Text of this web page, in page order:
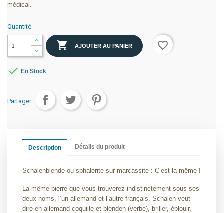
médical.
Quantité
 AJOUTER AU PANIER favorite_border
 En Stock
Partager
Description Détails du produit
Schalenblende ou sphalérite sur marcassite : C’est la même !
La même pierre que vous trouverez indistinctement sous ses
deux noms, l’un allemand et l’autre français. Schalen veut
dire en allemand coquille et blenden (verbe), briller, éblouir,